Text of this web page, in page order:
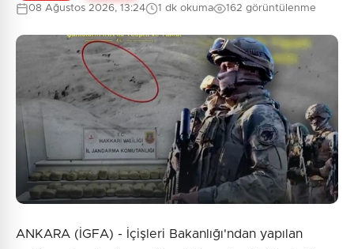
0/2000
Güvenlik Sorusu:
6 + 6 = ?
Gönder
08 Ağustos 2026, 13:24 1 dk okuma 162 görüntülenme
ANKARA (İGFA) - İçişleri Bakanlığı'ndan yapılan